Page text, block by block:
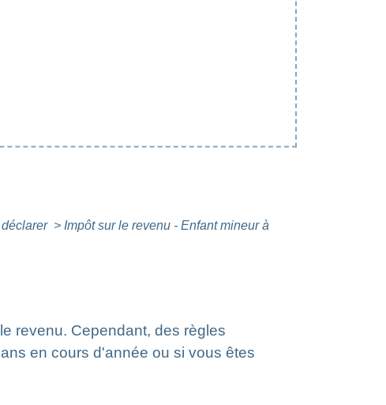
déclarer > Impôt sur le revenu - Enfant mineur à
revenu. Cependant, des règles
en cours d'année ou si vous êtes